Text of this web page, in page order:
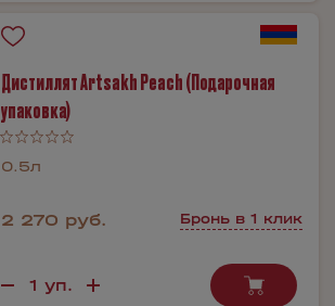
Дистиллят Artsakh Peach (Подарочная
упаковка)
0.5л
2 270 руб. Бронь в 1 клик